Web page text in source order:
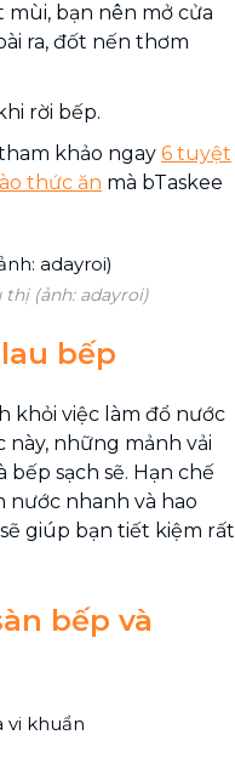
bạn nên mở cửa
ra, đốt nến thơm
rời bếp.
khảo ngay 6 tuyệt
thức ăn mà bTaskee
(ảnh: adayroi)
bếp
khỏi việc làm đổ nước
này, những mảnh vải
sạch sẽ. Hạn chế
nhanh và hao
giúp bạn tiết kiệm rất
bếp và